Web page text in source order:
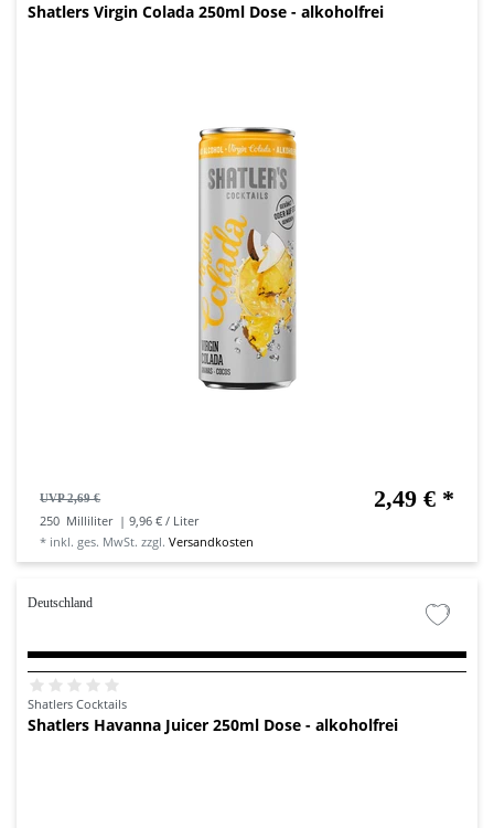
Shatlers Virgin Colada 250ml Dose - alkoholfrei
UVP 2,69 € 2,49 € *
250 Milliliter | 9,96 € / Liter
* inkl. ges. MwSt. zzgl.Versandkosten
Deutschland
Shatlers Cocktails
Shatlers Havanna Juicer 250ml Dose - alkoholfrei